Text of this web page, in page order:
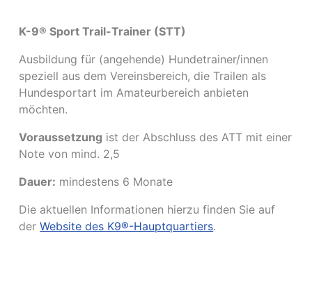
K-9® Sport Trail-Trainer (STT)
Ausbildung für (angehende) Hundetrainer/innen
speziell aus dem Vereinsbereich, die Trailen als
Hundesportart im Amateurbereich anbieten
möchten.
Voraussetzung ist der Abschluss des ATT mit einer
Note von mind. 2,5
Dauer: mindestens 6 Monate
Die aktuellen Informationen hierzu finden Sie auf
derWebsite des K9®-Hauptquartiers.